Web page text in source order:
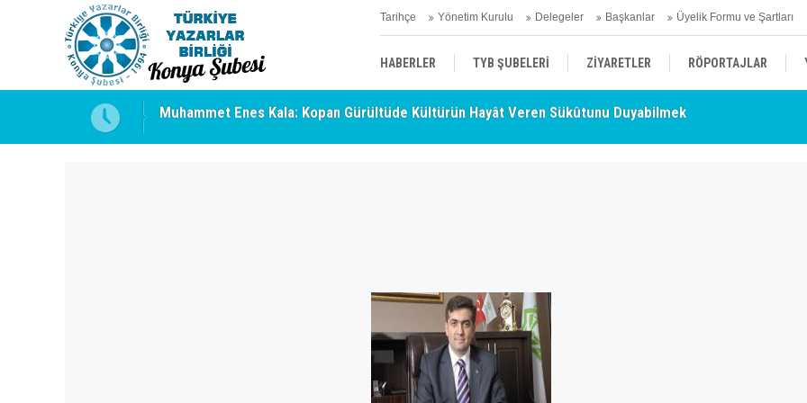
Tarihçe Yönetim Kurulu Delegeler Başkanlar Üyelik Formu ve Şartları
HABERLER TYB ŞUBELERİ ZİYARETLER RÖPORTAJLAR
ÜYELERİMİZDEN HABERLER KENDİNİ ARAYAN ŞEHİR
Muhammet Enes Kala: Kopan Gürültüde Kültürün Hayât Veren Sükûtunu Duyabilmek
Erzincan’da Kültür ve Edebiyat Zirvesi - Nurettin Topçu Sokağı Açılışı